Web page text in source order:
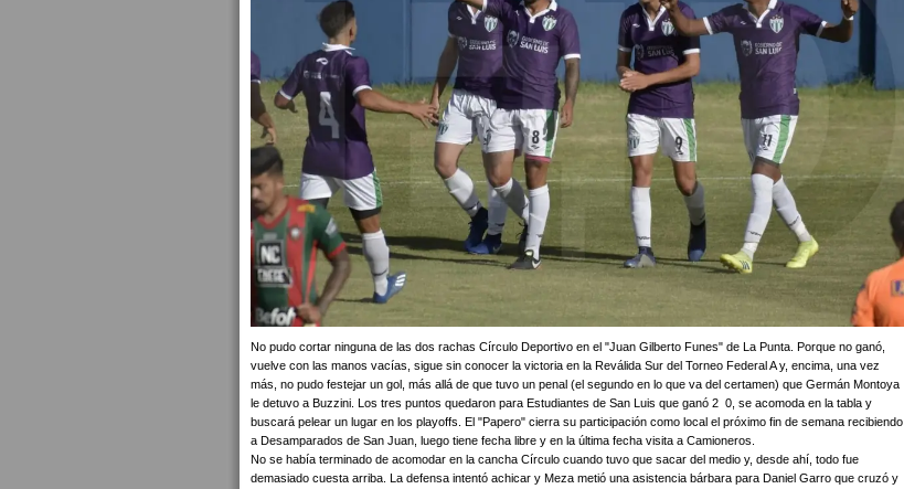
No pudo cortar ninguna de las dos rachas Círculo Deportivo en el "Juan Gilberto Funes" de La Punta. Porque no ganó,
vuelve con las manos vacías, sigue sin conocer la victoria en la Reválida Sur del Torneo Federal A y, encima, una vez
más, no pudo festejar un gol, más allá de que tuvo un penal (el segundo en lo que va del certamen) que Germán Montoya
le detuvo a Buzzini. Los tres puntos quedaron para Estudiantes de San Luis que ganó 2 0, se acomoda en la tabla y
buscará pelear un lugar en los playoffs. El "Papero" cierra su participación como local el próximo fin de semana recibiendo
a Desamparados de San Juan, luego tiene fecha libre y en la última fecha visita a Camioneros.
No se había terminado de acomodar en la cancha Círculo cuando tuvo que sacar del medio y, desde ahí, todo fue
demasiado cuesta arriba. La defensa intentó achicar y Meza metió una asistencia bárbara para Daniel Garro que cruzó y